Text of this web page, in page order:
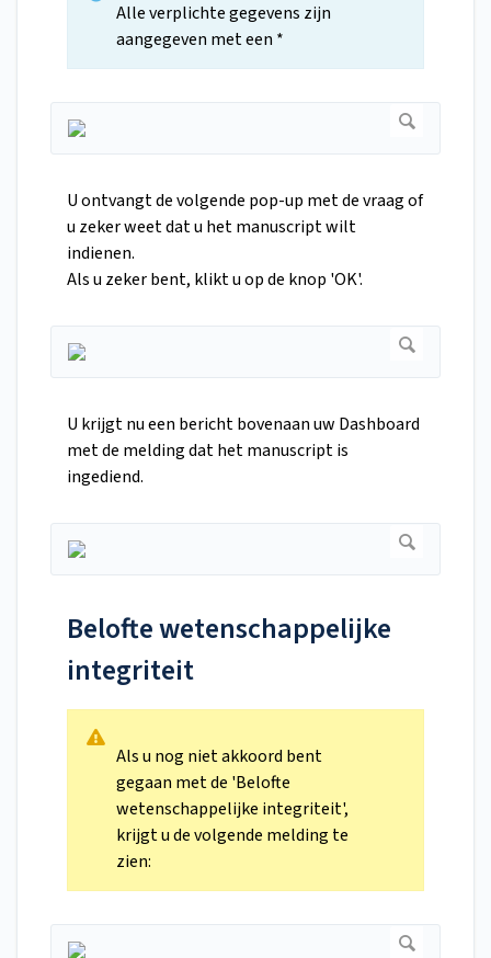
Alle verplichte gegevens zijn
aangegeven met een *
U ontvangt de volgende pop-up met de vraag of
u zeker weet dat u het manuscript wilt
indienen.
Als u zeker bent, klikt u op de knop 'OK'.
U krijgt nu een bericht bovenaan uw Dashboard
met de melding dat het manuscript is
ingediend.
Belofte wetenschappelijke
integriteit
Als u nog niet akkoord bent
gegaan met de 'Belofte
wetenschappelijke integriteit',
krijgt u de volgende melding te
zien: